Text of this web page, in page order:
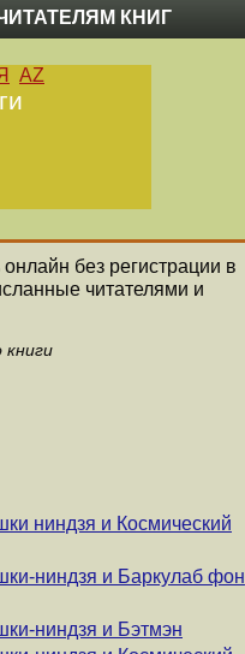
КНИГ
AZ
без регистрации в
читателями и
ниндзя и Космический
ниндзя и Баркулаб фон
ниндзя и Бэтмэн